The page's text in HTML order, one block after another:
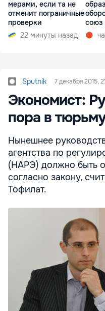
мерами, если та не
отменит пограничные
проверки
22 минуты назад
союз
Sputnik 7 декабря 2015,
Экономист:
пора в тюрьму
Нынешнее
агентства по
(НАРЭ) должно быть
согласно закону,
Тофилат.